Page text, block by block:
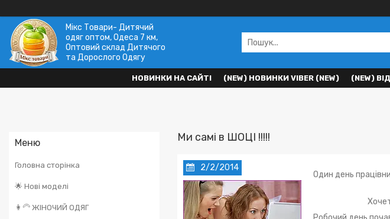
Мікс Товари- Дитячий
одяг оптом, Одеса 7 км,
Оптовий склад Дитячого
та Дорослого Одягу
НОВИНКИ НА САЙТІ (NEW) НОВИНКИ VIBER (NEW) (NEW)
Головна сторінка
🌟 Нові моделі
👩‍🦳 ЖІНОЧИЙ ОДЯГ
Ми самі в ШОЦІ !!!!!
2/2/2014
Один день